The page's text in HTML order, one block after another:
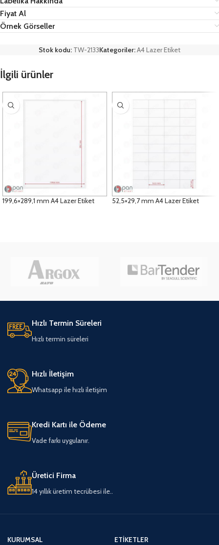
Fiyat Al
Örnek Görseller
Stok kodu: TW-2133Kategoriler:A4 Lazer Etiket
İlgili ürünler
199,6×289,1 mm A4 Lazer Etiket 52,5×29,7 mm A4 Lazer Etiket
Hızlı Termin Süreleri
Hızlı termin süreleri
Hızlı İletişim
Whatsapp ile hızlı iletişim
Kredi Kartı ile Ödeme
Vade farkı uygulanır.
Üretici Firma
14 yıllık üretim tecrübesi ile..
KURUMSAL
ETIKETLER